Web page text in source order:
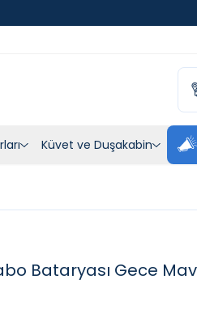
Küvet ve Duşakabin
Bataryası Gece